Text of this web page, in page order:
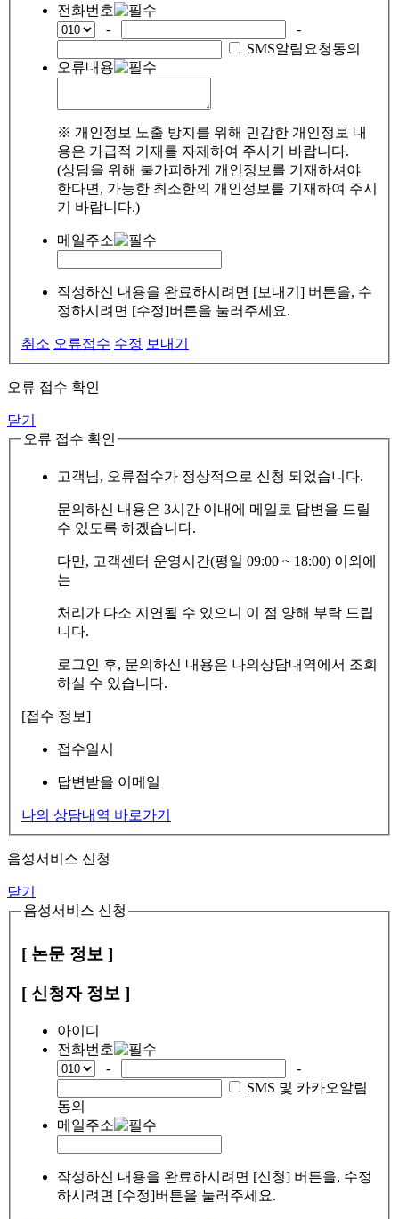
전화번호
-
-
SMS알림요청동의
오류내용
※ 개인정보 노출 방지를 위해 민감한 개인정보 내
용은 가급적 기재를 자제하여 주시기 바랍니다.
(상담을 위해 불가피하게 개인정보를 기재하셔야
한다면, 가능한 최소한의 개인정보를 기재하여 주시
기 바랍니다.)
메일주소
작성하신 내용을 완료하시려면 [보내기] 버튼을, 수
정하시려면 [수정]버튼을 눌러주세요.
취소 오류접수 수정 보내기
오류 접수 확인
닫기
오류 접수 확인
고객님, 오류접수가 정상적으로 신청 되었습니다.
문의하신 내용은 3시간 이내에 메일로 답변을 드릴
수 있도록 하겠습니다.
다만, 고객센터 운영시간(평일 09:00 ~ 18:00) 이외에
는
처리가 다소 지연될 수 있으니 이 점 양해 부탁 드립
니다.
로그인 후, 문의하신 내용은 나의상담내역에서 조회
하실 수 있습니다.
[접수 정보]
접수일시
답변받을 이메일
나의 상담내역 바로가기
음성서비스 신청
닫기
음성서비스 신청
[ 논문 정보 ]
[ 신청자 정보 ]
아이디
전화번호
-
-
SMS 및 카카오알림
동의
메일주소
작성하신 내용을 완료하시려면 [신청] 버튼을, 수정
하시려면 [수정]버튼을 눌러주세요.